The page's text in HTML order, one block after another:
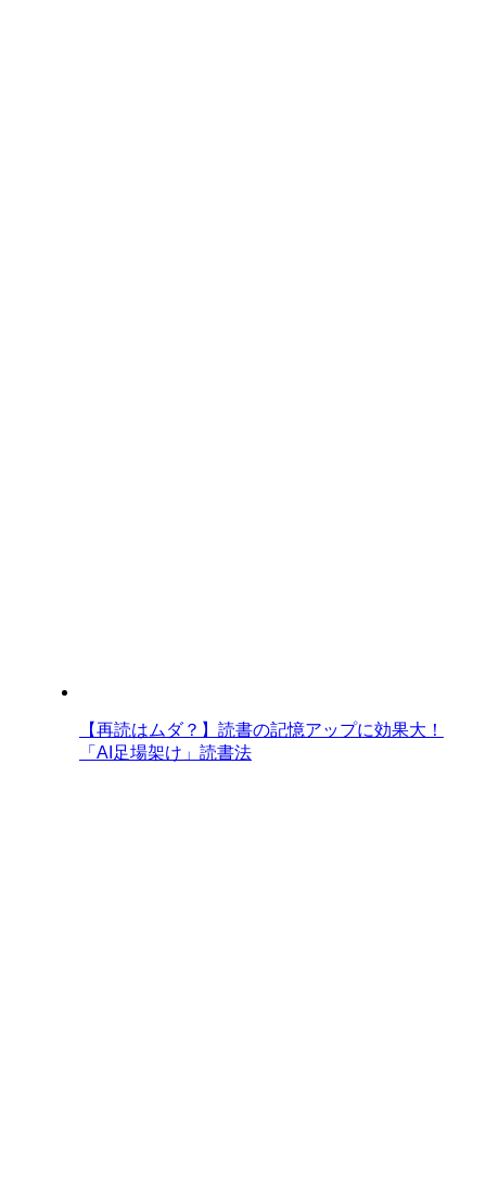
【再読はムダ？】読書の記憶アップに効果大！
「AI足場架け」読書法